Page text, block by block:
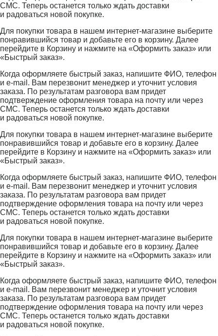
СМС. Теперь останется только ждать доставки
и радоваться новой покупке.
Для покупки товара в нашем интернет-магазине выберите
понравившийся товар и добавьте его в корзину. Далее
перейдите в Корзину и нажмите на «Оформить заказ» или
«Быстрый заказ».
Когда оформляете быстрый заказ, напишите ФИО, телефон
и e-mail. Вам перезвонит менеджер и уточнит условия
заказа. По результатам разговора вам придет
подтверждение оформления товара на почту или через
СМС. Теперь останется только ждать доставки
и радоваться новой покупке.
Для покупки товара в нашем интернет-магазине выберите
понравившийся товар и добавьте его в корзину. Далее
перейдите в Корзину и нажмите на «Оформить заказ» или
«Быстрый заказ».
Когда оформляете быстрый заказ, напишите ФИО, телефон
и e-mail. Вам перезвонит менеджер и уточнит условия
заказа. По результатам разговора вам придет
подтверждение оформления товара на почту или через
СМС. Теперь останется только ждать доставки
и радоваться новой покупке.
Для покупки товара в нашем интернет-магазине выберите
понравившийся товар и добавьте его в корзину. Далее
перейдите в Корзину и нажмите на «Оформить заказ» или
«Быстрый заказ».
Когда оформляете быстрый заказ, напишите ФИО, телефон
и e-mail. Вам перезвонит менеджер и уточнит условия
заказа. По результатам разговора вам придет
подтверждение оформления товара на почту или через
СМС. Теперь останется только ждать доставки
и радоваться новой покупке.